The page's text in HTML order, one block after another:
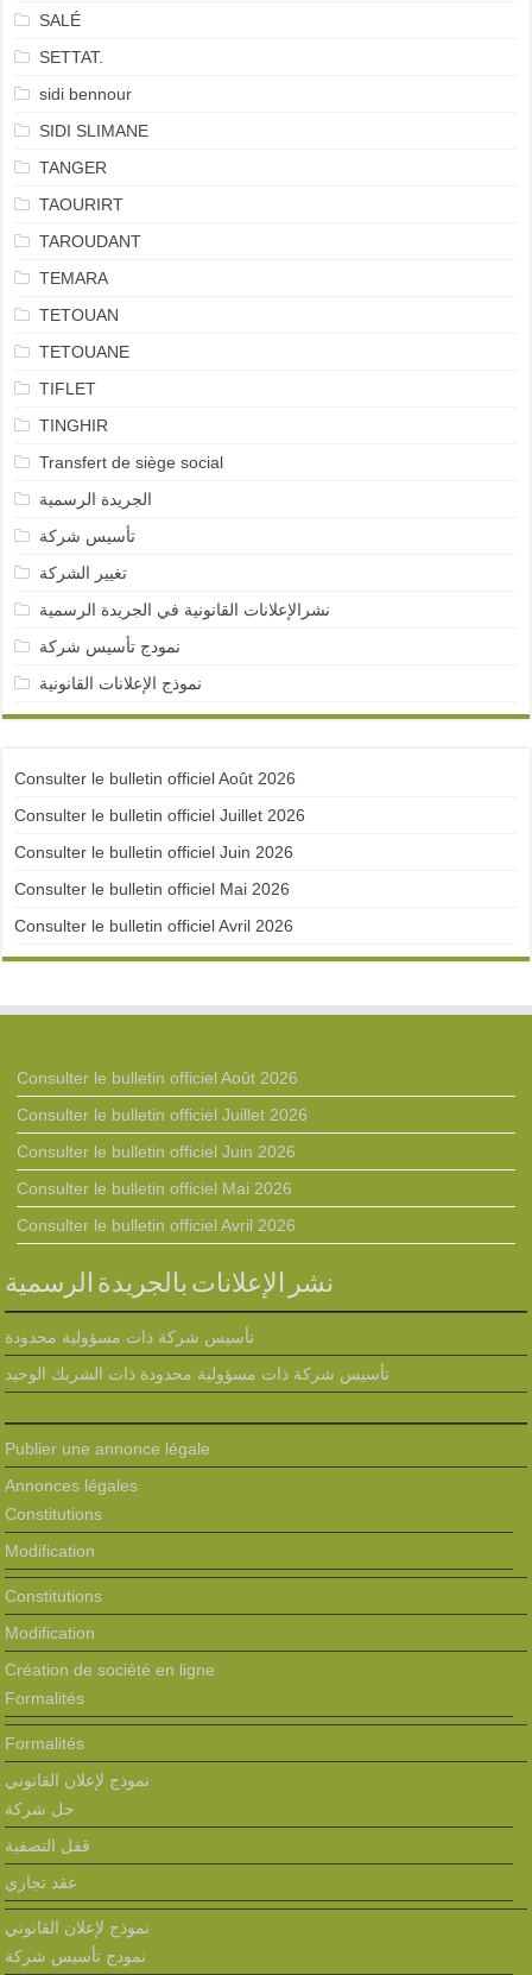
SALÉ
SETTAT.
sidi bennour
SIDI SLIMANE
TANGER
TAOURIRT
TAROUDANT
TEMARA
TETOUAN
TETOUANE
TIFLET
TINGHIR
Transfert de siège social
الجريدة الرسمية
تأسيس شركة
تغيير الشركة
نشرالإعلانات القانونية في الجريدة الرسمية
نمودج تأسيس شركة
نموذج الإعلانات القانونية
Consulter le bulletin officiel Août 2026
Consulter le bulletin officiel Juillet 2026
Consulter le bulletin officiel Juin 2026
Consulter le bulletin officiel Mai 2026
Consulter le bulletin officiel Avril 2026
Consulter le bulletin officiel Août 2026
Consulter le bulletin officiel Juillet 2026
Consulter le bulletin officiel Juin 2026
Consulter le bulletin officiel Mai 2026
Consulter le bulletin officiel Avril 2026
نشر الإعلانات بالجريدة الرسمية
تأسيس شركة ذات مسؤولية محدودة
تأسيس شركة ذات مسؤولية محدودة ذات الشريك الوحيد
Publier une annonce légale
Annonces légales
Constitutions
Modification
Constitutions
Modification
Création de société en ligne
Formalités
Formalités
نموذج لإعلان القانوني
حل شركة
قفل التصفية
عقد تجاري
نموذج لإعلان القانوني
نمودج تأسيس شركة